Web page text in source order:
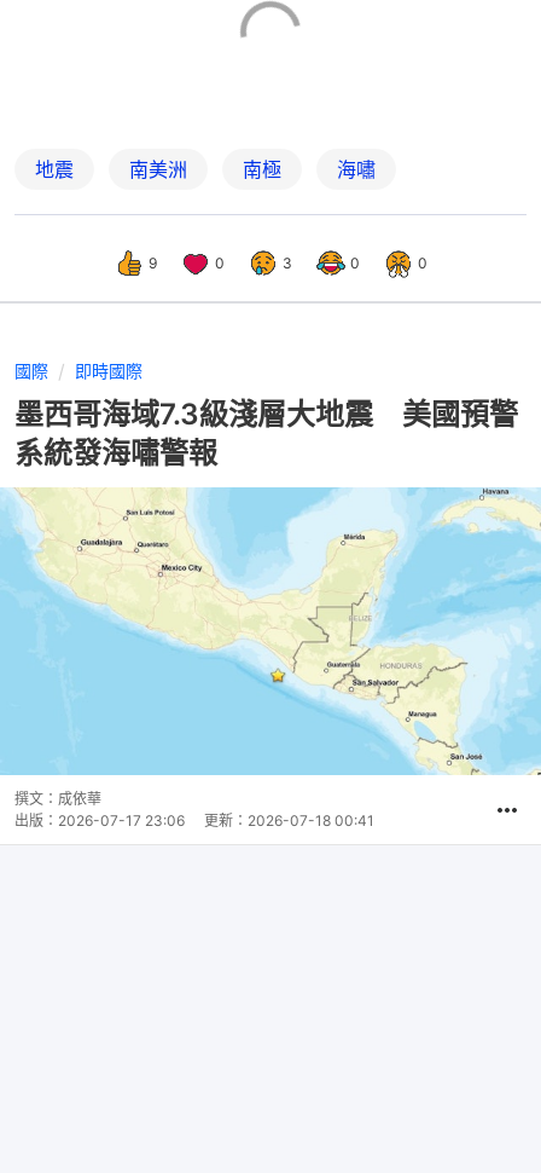
地震 南美洲 南極 海嘯
9 0 3 0 0
國際 即時國際
墨西哥海域7.3級淺層大地震 美國預警
系統發海嘯警報
撰文： 成依華
出版： 2026-07-17 23:06 更新： 2026-07-18 00:41